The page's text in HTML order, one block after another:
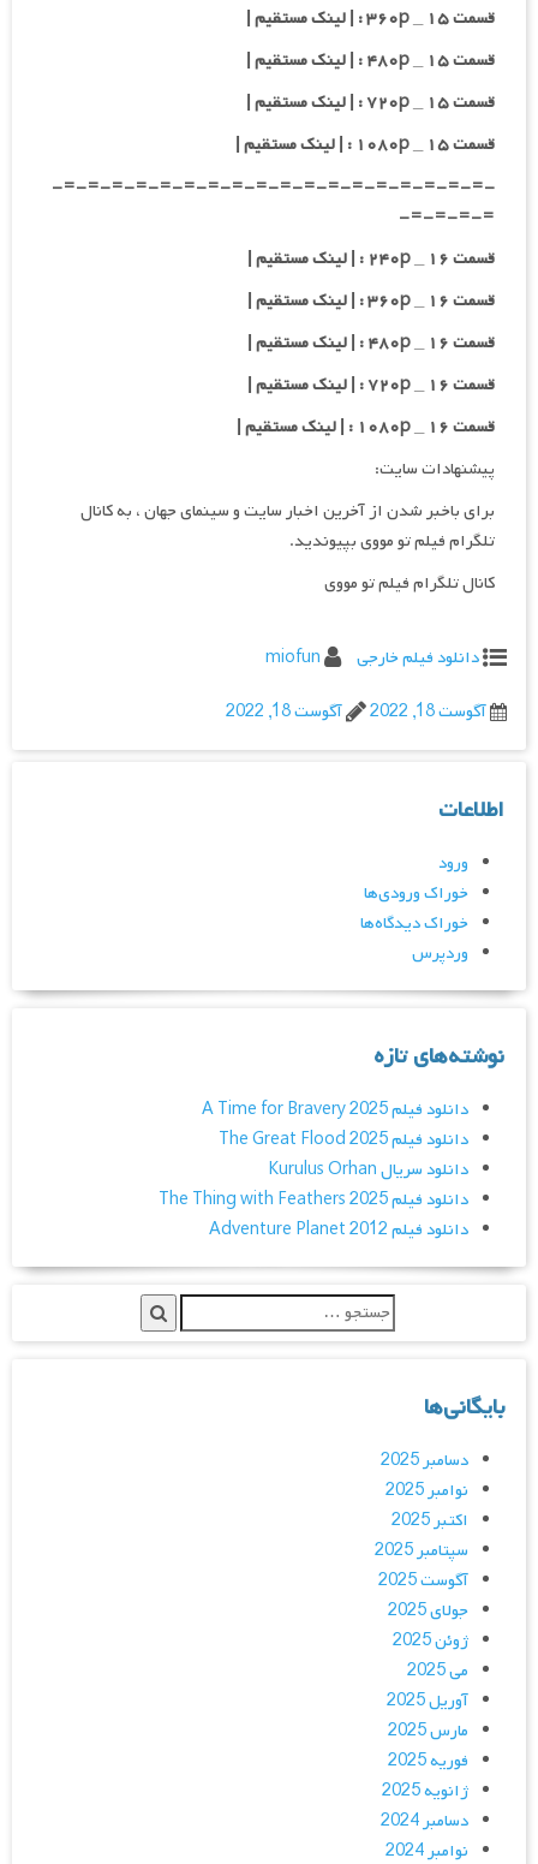
قسمت ۱۵ _ ۳۶۰p : | لینک مستقیم |
قسمت ۱۵ _ ۴۸۰p : | لینک مستقیم |
قسمت ۱۵ _ ۷۲۰p : | لینک مستقیم |
قسمت ۱۵ _ ۱۰۸۰p : | لینک مستقیم |
-=-=-=-=-=-=-=-=-=-=-=-=-=-=-=-=-=-=-
=-=-=-=-
قسمت ۱۶ _ ۲۴۰p : | لینک مستقیم |
قسمت ۱۶ _ ۳۶۰p : | لینک مستقیم |
قسمت ۱۶ _ ۴۸۰p : | لینک مستقیم |
قسمت ۱۶ _ ۷۲۰p : | لینک مستقیم |
قسمت ۱۶ _ ۱۰۸۰p : | لینک مستقیم |
پیشنهادات سایت:
برای باخبر شدن از آخرین اخبار سایت و سینمای جهان ، به کانال
تلگرام فیلم تو مووی بپیوندید.
کانال تلگرام فیلم تو مووی
دانلود فیلم خارجی
miofun
آگوست 18, 2022
آگوست 18, 2022
اطلاعات
ورود
خوراک ورودی‌ها
خوراک دیدگاه‌ها
وردپرس
نوشته‌های تازه
دانلود فیلم A Time for Bravery 2025
دانلود فیلم The Great Flood 2025
دانلود سریال Kurulus Orhan
دانلود فیلم The Thing with Feathers 2025
دانلود فیلم Adventure Planet 2012
بایگانی‌ها
دسامبر 2025
نوامبر 2025
اکتبر 2025
سپتامبر 2025
آگوست 2025
جولای 2025
ژوئن 2025
می 2025
آوریل 2025
مارس 2025
فوریه 2025
ژانویه 2025
دسامبر 2024
نوامبر 2024